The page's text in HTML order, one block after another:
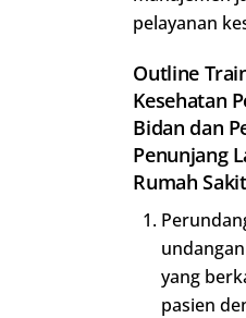
pelayanan
Outline
Kesehatan
Bidan dan
Penunjang
Rumah
yang
pasien